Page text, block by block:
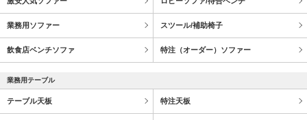
業務用ソファー スツール/補助椅子
飲食店ベンチソファ 特注（オーダー）ソファー
業務用テーブル
テーブル天板 特注天板